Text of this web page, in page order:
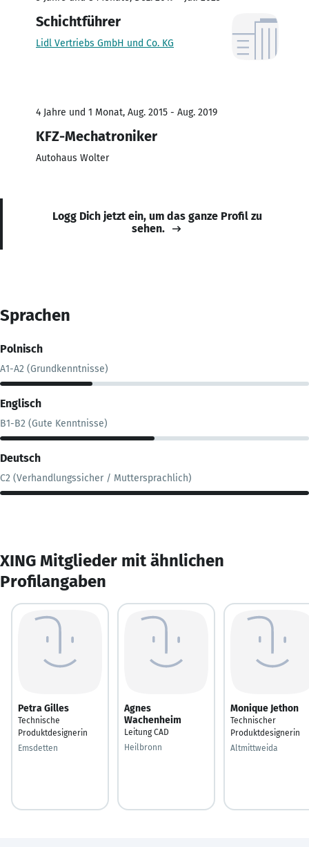
Schichtführer
Lidl Vertriebs GmbH und Co. KG
4 Jahre und 1 Monat, Aug. 2015 - Aug. 2019
KFZ-Mechatroniker
Autohaus Wolter
Logg Dich jetzt ein, um das ganze Profil zu
sehen.
Sprachen
Polnisch
A1-A2 (Grundkenntnisse)
Englisch
B1-B2 (Gute Kenntnisse)
Deutsch
C2 (Verhandlungssicher / Muttersprachlich)
XING Mitglieder mit ähnlichen
Profilangaben
Petra Gilles
Technische
Produktdesignerin
Emsdetten
Agnes
Wachenheim
Leitung CAD
Heilbronn
Monique Jethon
Technischer
Produktdesignerin
Altmittweida